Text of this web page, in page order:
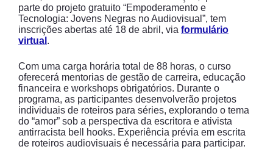
parte do projeto gratuito “Empoderamento e
Tecnologia: Jovens Negras no Audiovisual”, tem
inscrições abertas até 18 de abril, via formulário
virtual .
Com uma carga horária total de 88 horas, o curso
oferecerá mentorias de gestão de carreira, educação
financeira e workshops obrigatórios. Durante o
programa, as participantes desenvolverão projetos
individuais de roteiros para séries, explorando o tema
do “amor” sob a perspectiva da escritora e ativista
antirracista bell hooks. Experiência prévia em escrita
de roteiros audiovisuais é necessária para participar.